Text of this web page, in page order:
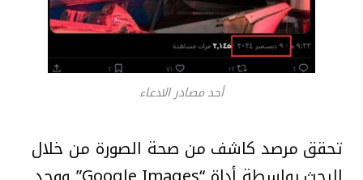
أحد مصادر الادعاء
تحقق مرصد كاشف من صحة الصورة من خلال